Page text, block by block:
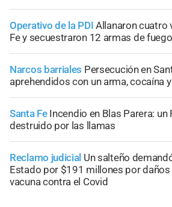
Operativo de la PDI Allanaron cuatro
Fe y secuestraron 12 armas de
Narcos barriales Persecución en
aprehendidos con un arma, cocaína
Santa Fe Incendio en Blas Parera: un
destruido por las llamas
Reclamo judicial Un salteño
Estado por $191 millones por daños
vacuna contra el Covid